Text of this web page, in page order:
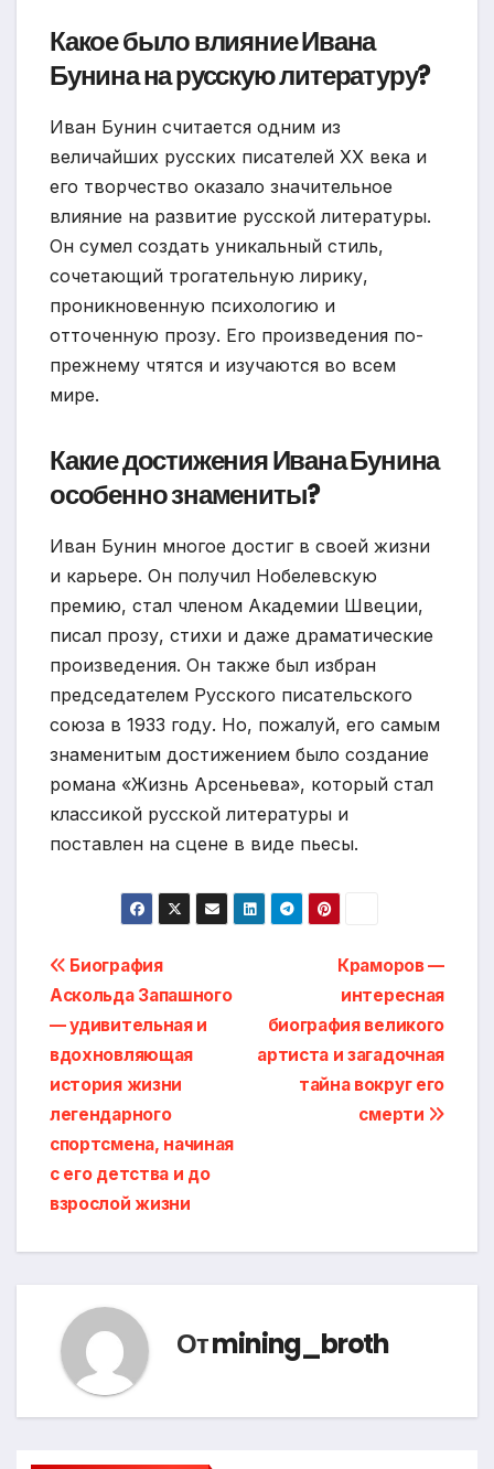
Какое было влияние Ивана
Бунина на русскую литературу?
Иван Бунин считается одним из
величайших русских писателей XX века и
его творчество оказало значительное
влияние на развитие русской литературы.
Он сумел создать уникальный стиль,
сочетающий трогательную лирику,
проникновенную психологию и
отточенную прозу. Его произведения по-
прежнему чтятся и изучаются во всем
мире.
Какие достижения Ивана Бунина
особенно знамениты?
Иван Бунин многое достиг в своей жизни
и карьере. Он получил Нобелевскую
премию, стал членом Академии Швеции,
писал прозу, стихи и даже драматические
произведения. Он также был избран
председателем Русского писательского
союза в 1933 году. Но, пожалуй, его самым
знаменитым достижением было создание
романа «Жизнь Арсеньева», который стал
классикой русской литературы и
поставлен на сцене в виде пьесы.
Навигация
по
записям
Краморов —
интересная
биография великого
артиста и загадочная
тайна вокруг его
смерти
Биография
Аскольда Запашного
— удивительная и
вдохновляющая
история жизни
легендарного
спортсмена, начиная
с его детства и до
взрослой жизни
Отmining_broth